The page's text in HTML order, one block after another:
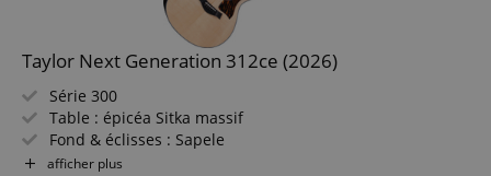
Taylor Next Generation 312ce (2026)
Série 300
Table : épicéa Sitka massif
Fond & éclisses : Sapele
Touche / Manche : Ébène / Acajou
afficher plus